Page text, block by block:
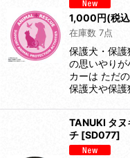
1,000円(税
在庫数 7点
保護犬・保
の思いやり
カーは ただ
保護犬や保
TANUKI タヌ
チ [SD077]